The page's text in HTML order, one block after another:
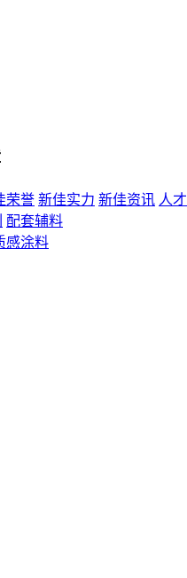
荣誉 新佳实力 新佳资讯 人
配套辅料
感涂料